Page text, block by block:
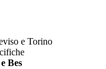
e Torino
Bes